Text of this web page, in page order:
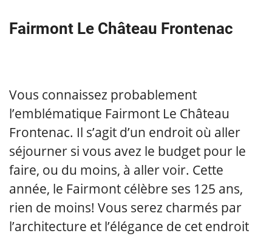
Fairmont Le Château Frontenac
Vous connaissez probablement
l’emblématique Fairmont Le Château
Frontenac. Il s’agit d’un endroit où aller
séjourner si vous avez le budget pour le
faire, ou du moins, à aller voir. Cette
année, le Fairmont célèbre ses 125 ans,
rien de moins! Vous serez charmés par
l’architecture et l’élégance de cet endroit